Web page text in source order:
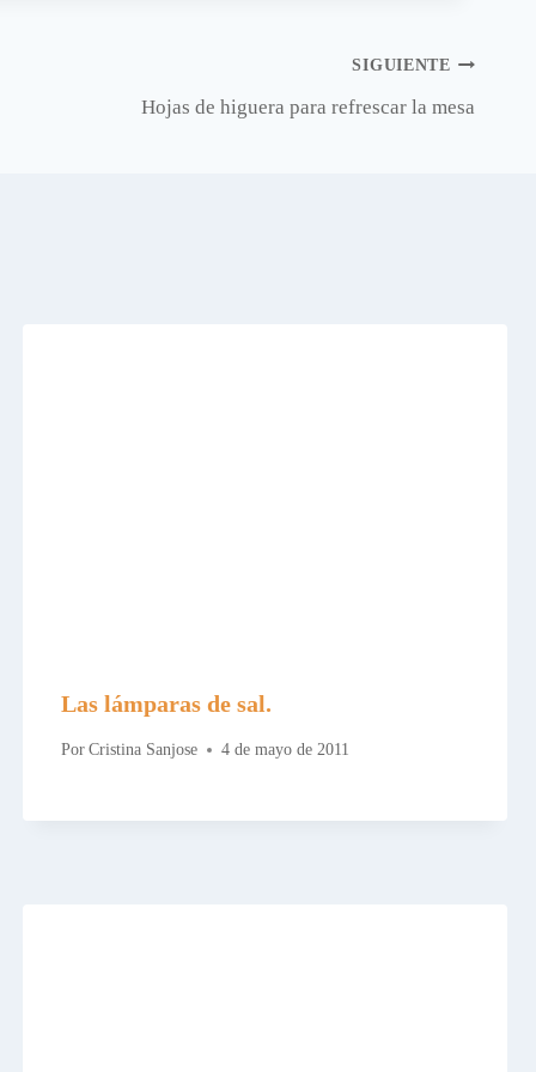
SIGUIENTE
Hojas de higuera para refrescar la mesa
Las lámparas de sal.
Por Cristina Sanjose 4 de mayo de 2011